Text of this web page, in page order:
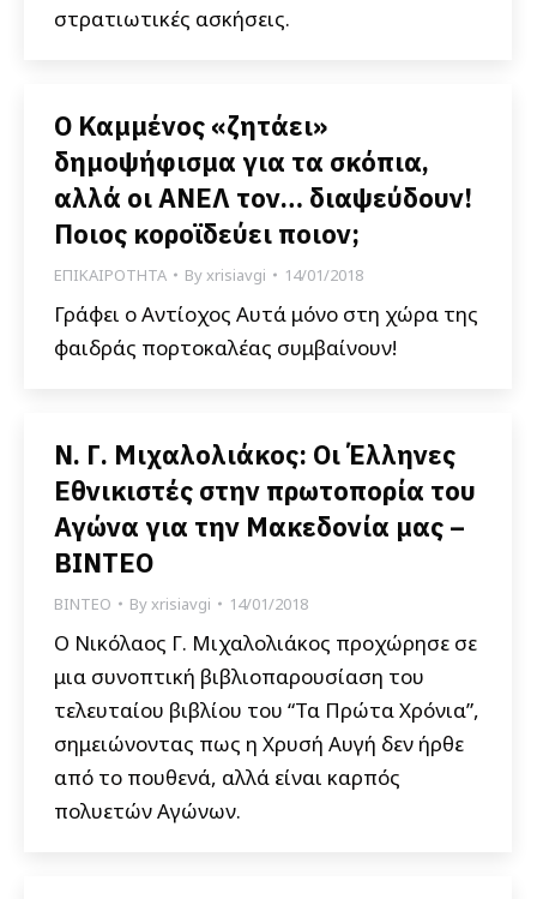
στρατιωτικές ασκήσεις.
Ο Καμμένος «ζητάει»
δημοψήφισμα για τα σκόπια,
αλλά οι ΑΝΕΛ τον… διαψεύδουν!
Ποιος κοροϊδεύει ποιον;
ΕΠΙΚΑΙΡΟΤΗΤΑ Byxrisiavgi 14/01/2018
Γράφει ο Αντίοχος Αυτά μόνο στη χώρα της
φαιδράς πορτοκαλέας συμβαίνουν!
Ν. Γ. Μιχαλολιάκος: Οι Έλληνες
Εθνικιστές στην πρωτοπορία του
Αγώνα για την Μακεδονία μας –
BINTEO
ΒΙΝΤΕΟ Byxrisiavgi 14/01/2018
Ο Νικόλαος Γ. Μιχαλολιάκος προχώρησε σε
μια συνοπτική βιβλιοπαρουσίαση του
τελευταίου βιβλίου του “Τα Πρώτα Χρόνια”,
σημειώνοντας πως η Χρυσή Αυγή δεν ήρθε
από το πουθενά, αλλά είναι καρπός
πολυετών Αγώνων.